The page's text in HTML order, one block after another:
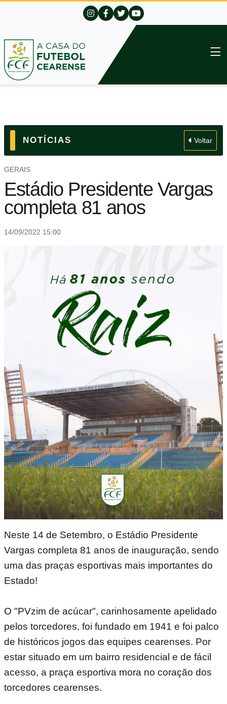
NOTÍCIAS Voltar
GERAIS
Estádio Presidente Vargas
completa 81 anos
14/09/2022 15:00
Neste 14 de Setembro, o Estádio Presidente
Vargas completa 81 anos de inauguração, sendo
uma das praças esportivas mais importantes do
Estado!
O "PVzim de acúcar", carinhosamente apelidado
pelos torcedores, foi fundado em 1941 e foi palco
de históricos jogos das equipes cearenses. Por
estar situado em um bairro residencial e de fácil
acesso, a praça esportiva mora no coração dos
torcedores cearenses.